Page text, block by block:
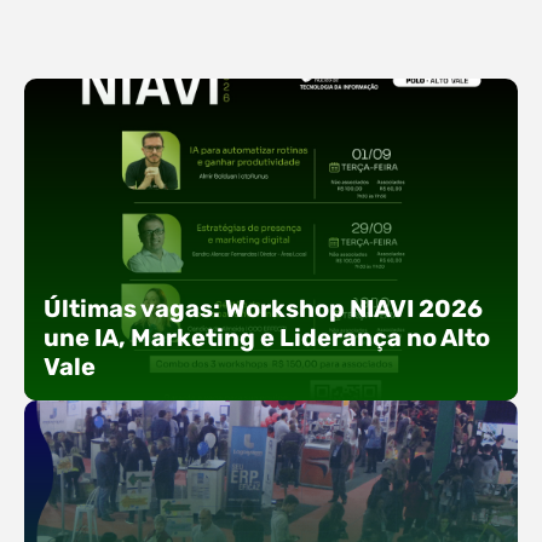
Últimas vagas: Workshop NIAVI 2026
une IA, Marketing e Liderança no Alto
Vale